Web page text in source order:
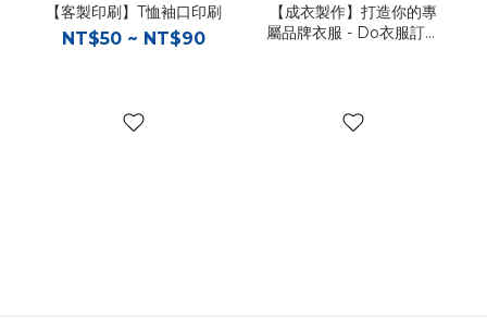
【客製印刷】T恤袖口印刷
NT$50 ~ NT$90
【成衣製作】打造你的專
屬品牌衣服 - Do衣服訂製